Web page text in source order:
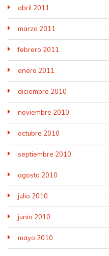
abril 2011
marzo 2011
febrero 2011
enero 2011
diciembre 2010
noviembre 2010
octubre 2010
septiembre 2010
agosto 2010
julio 2010
junio 2010
mayo 2010